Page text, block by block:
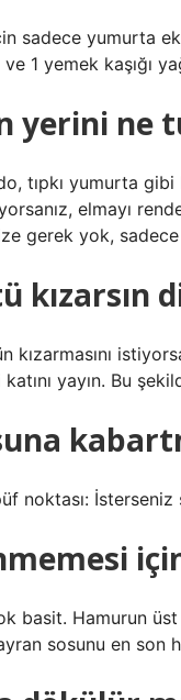
sadece yumurta
1 yemek kaşığı
yerini ne
tıpkı yumurta
elmayı
gerek yok,
kızarsın
kızarmasını
yayın. Bu
noktası:
basit. Hamurun üst
sosunu en son